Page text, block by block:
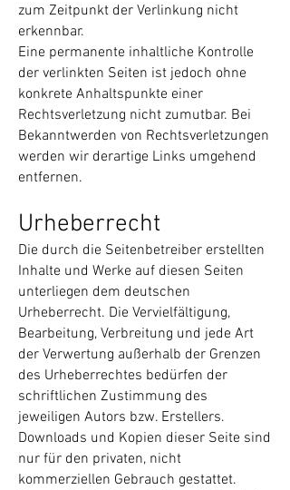
zum Zeitpunkt der Verlinkung nicht
erkennbar.
Eine permanente inhaltliche Kontrolle
der verlinkten Seiten ist jedoch ohne
konkrete Anhaltspunkte einer
Rechtsverletzung nicht zumutbar. Bei
Bekanntwerden von Rechtsverletzungen
werden wir derartige Links umgehend
entfernen.
Urheberrecht
Die durch die Seitenbetreiber erstellten
Inhalte und Werke auf diesen Seiten
unterliegen dem deutschen
Urheberrecht. Die Vervielfältigung,
Bearbeitung, Verbreitung und jede Art
der Verwertung außerhalb der Grenzen
des Urheberrechtes bedürfen der
schriftlichen Zustimmung des
jeweiligen Autors bzw. Erstellers.
Downloads und Kopien dieser Seite sind
nur für den privaten, nicht
kommerziellen Gebrauch gestattet.